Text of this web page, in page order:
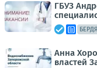
ГБУЗ
Анна
властей